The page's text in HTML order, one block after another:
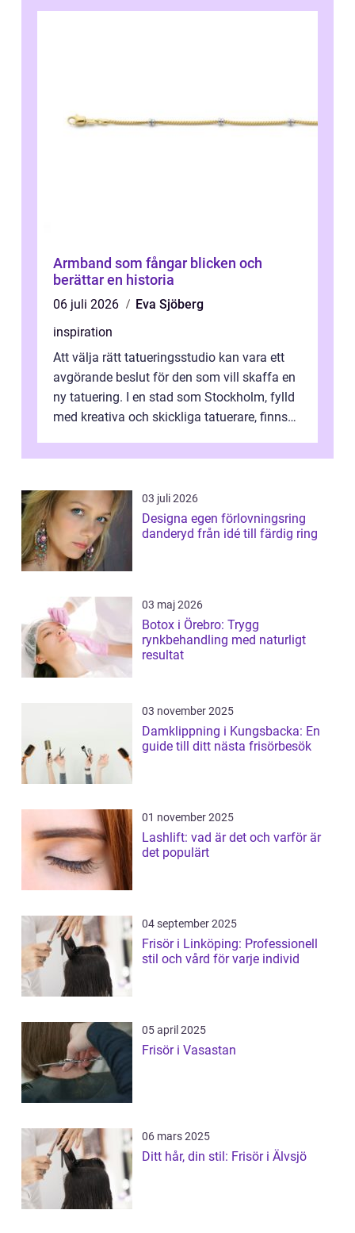
Armband som fångar blicken och
berättar en historia
06 juli 2026
Eva Sjöberg
inspiration
Att välja rätt tatueringsstudio kan vara ett
avgörande beslut för den som vill skaffa en
ny tatuering. I en stad som Stockholm, fylld
med kreativa och skickliga tatuerare, finns
03 juli 2026
Designa egen förlovningsring
danderyd från idé till färdig ring
03 maj 2026
Botox i Örebro: Trygg
rynkbehandling med naturligt
resultat
03 november 2025
Damklippning i Kungsbacka: En
guide till ditt nästa frisörbesök
01 november 2025
Lashlift: vad är det och varför är
det populärt
04 september 2025
Frisör i Linköping: Professionell
stil och vård för varje individ
05 april 2025
Frisör i Vasastan
06 mars 2025
Ditt hår, din stil: Frisör i Älvsjö